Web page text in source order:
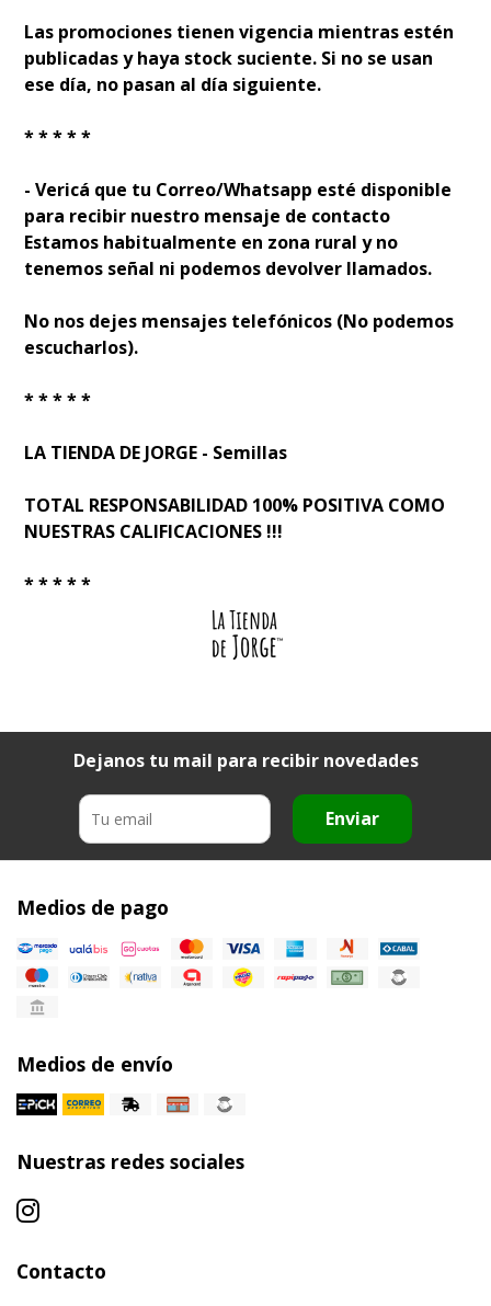
Las promociones tienen vigencia mientras estén
publicadas y haya stock suficiente. Si no se usan
ese día, no pasan al día siguiente.
* * * * *
- Verificá que tu Correo/Whatsapp esté disponible
para recibir nuestro mensaje de contacto
Estamos habitualmente en zona rural y no
tenemos señal ni podemos devolver llamados.
No nos dejes mensajes telefónicos (No podemos
escucharlos).
* * * * *
LA TIENDA DE JORGE - Semillas
TOTAL RESPONSABILIDAD 100% POSITIVA COMO
NUESTRAS CALIFICACIONES !!!
* * * * *
Dejanos tu mail para recibir novedades
Enviar
Medios de pago
Medios de envío
Nuestras redes sociales
Contacto